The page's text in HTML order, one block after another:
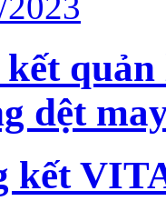
dệt
kết